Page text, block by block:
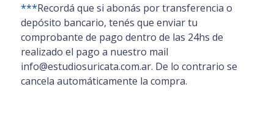
***Recordá que si abonás por transferencia o
depósito bancario, tenés que enviar tu
comprobante de pago dentro de las 24hs de
realizado el pago a nuestro mail
info@estudiosuricata.com.ar. De lo contrario se
cancela automáticamente la compra.